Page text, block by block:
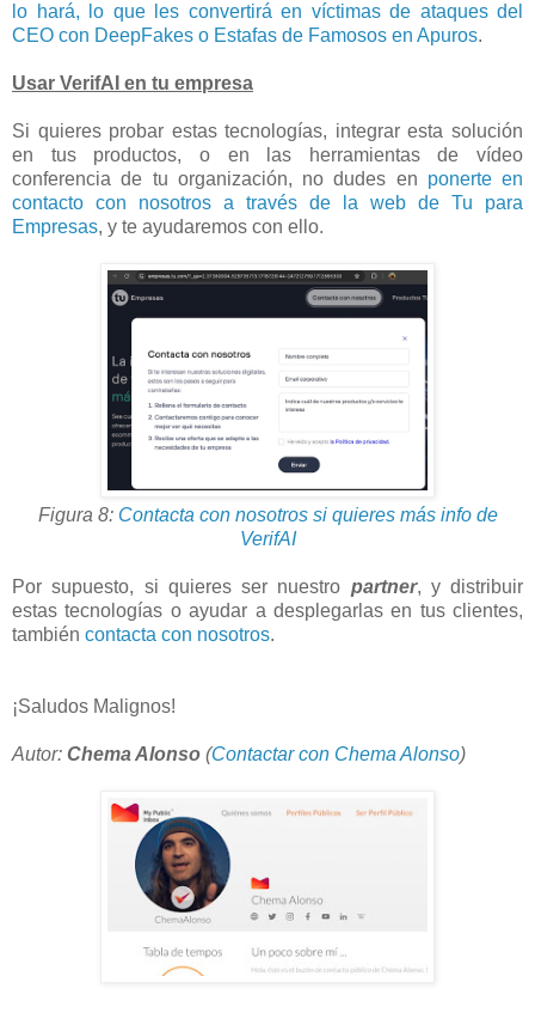
lo hará, lo que les convertirá en víctimas de ataques del
CEO con DeepFakes o Estafas de Famosos en Apuros.
Usar VerifAI en tu empresa
Si quieres probar estas tecnologías, integrar esta solución
en tus productos, o en las herramientas de vídeo
conferencia de tu organización, no dudes en ponerte en
contacto con nosotros a través de la web de Tu para
Empresas, y te ayudaremos con ello.
Figura 8: Contacta con nosotros si quieres más info de
VerifAI
Por supuesto, si quieres ser nuestro partner, y distribuir
estas tecnologías o ayudar a desplegarlas en tus clientes,
también contacta con nosotros.
¡Saludos Malignos!
Autor: Chema Alonso (Contactar con Chema Alonso)